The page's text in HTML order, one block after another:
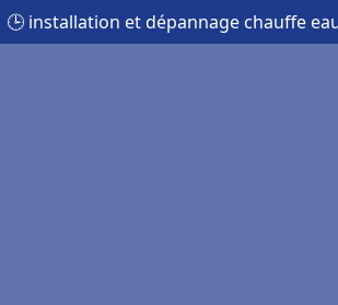
🕒 installation et dépannage chauffe